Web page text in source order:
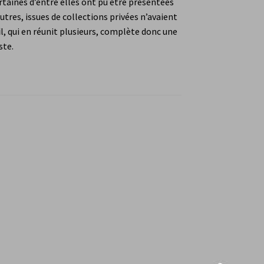
comptePanierValidation de la commande
issues de collections privées n’avaient
qui en réunit plusieurs, complète donc une